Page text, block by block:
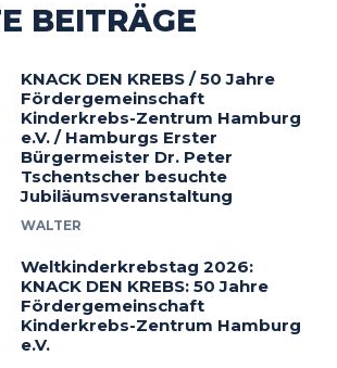
BEITRÄGE
KNACK DEN KREBS / 50 Jahre
Fördergemeinschaft
Kinderkrebs-Zentrum Hamburg
e.V. / Hamburgs Erster
Bürgermeister Dr. Peter
Tschentscher besuchte
Jubiläumsveranstaltung
WALTER
Weltkinderkrebstag 2026:
KNACK DEN KREBS: 50 Jahre
Fördergemeinschaft
Kinderkrebs-Zentrum Hamburg
e.V.